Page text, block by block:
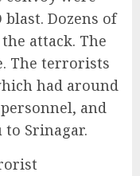
Dozens of
attack. The
The terrorists
had around
and
Srinagar.